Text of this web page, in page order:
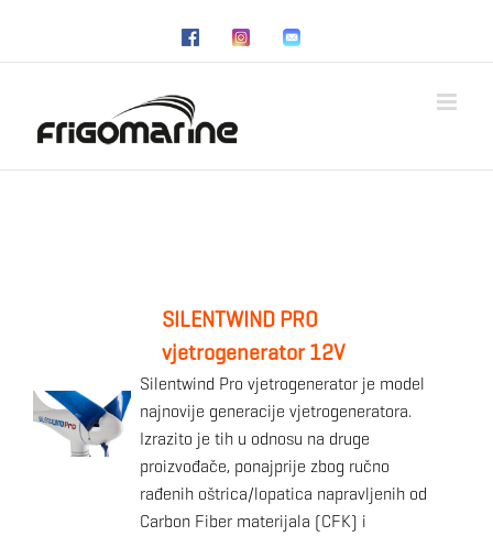
content
SILENTWIND PRO
vjetrogenerator 12V
Silentwind Pro vjetrogenerator je model
najnovije generacije vjetrogeneratora.
Izrazito je tih u odnosu na druge
proizvođače, ponajprije zbog ručno
rađenih oštrica/lopatica napravljenih od
Carbon Fiber materijala (CFK) i